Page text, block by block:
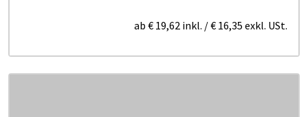
ab € 19,62 inkl. /€ 16,35 exkl. USt.